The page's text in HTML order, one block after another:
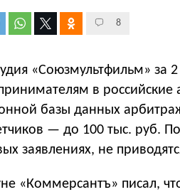
8
«Союзмультфильм» за
в
базы данных
— до 100 тыс. руб.
заявлениях, не
«Коммерсантъ» писал,